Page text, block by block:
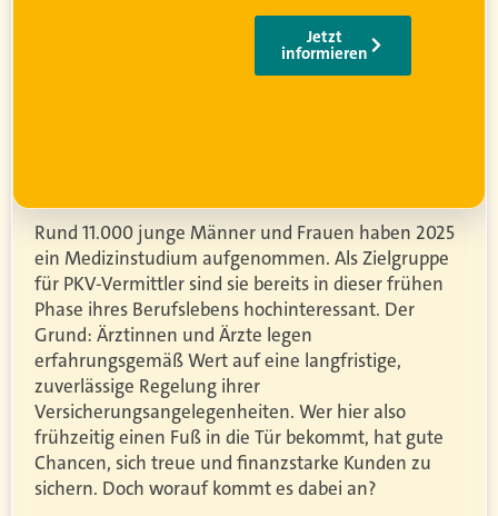
Jetzt
informieren
Rund 11.000 junge Männer und Frauen haben 2025
ein Medizinstudium aufgenommen. Als Zielgruppe
für PKV-Vermittler sind sie bereits in dieser frühen
Phase ihres Berufslebens hochinteressant. Der
Grund: Ärztinnen und Ärzte legen
erfahrungsgemäß Wert auf eine langfristige,
zuverlässige Regelung ihrer
Versicherungsangelegenheiten. Wer hier also
frühzeitig einen Fuß in die Tür bekommt, hat gute
Chancen, sich treue und finanzstarke Kunden zu
sichern. Doch worauf kommt es dabei an?